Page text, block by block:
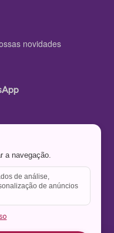
novidades
a navegação.
de análise,
de anúncios